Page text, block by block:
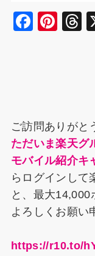
F
o
o
k
Pi
T
s
ご訪問ありがと
ただいま楽天グ
モバイル紹介キ
らログインして
と、最大14,000
よろしくお願い
https://r10.to/